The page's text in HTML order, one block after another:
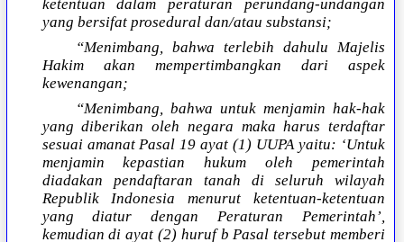
ketentuan dalam peraturan perundang-undangan
yang bersifat prosedural dan/atau substansi;
“Menimbang, bahwa terlebih dahulu Majelis
Hakim akan mempertimbangkan dari aspek
kewenangan;
“Menimbang, bahwa untuk menjamin hak-hak
yang diberikan oleh negara maka harus terdaftar
sesuai amanat Pasal 19 ayat (1) UUPA yaitu: ‘Untuk
menjamin kepastian hukum oleh pemerintah
diadakan pendaftaran tanah di seluruh wilayah
Republik Indonesia menurut ketentuan-ketentuan
yang diatur dengan Peraturan Pemerintah’,
kemudian di ayat (2) huruf b Pasal tersebut memberi